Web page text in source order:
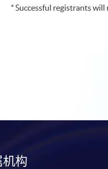
* Successful registrants
构